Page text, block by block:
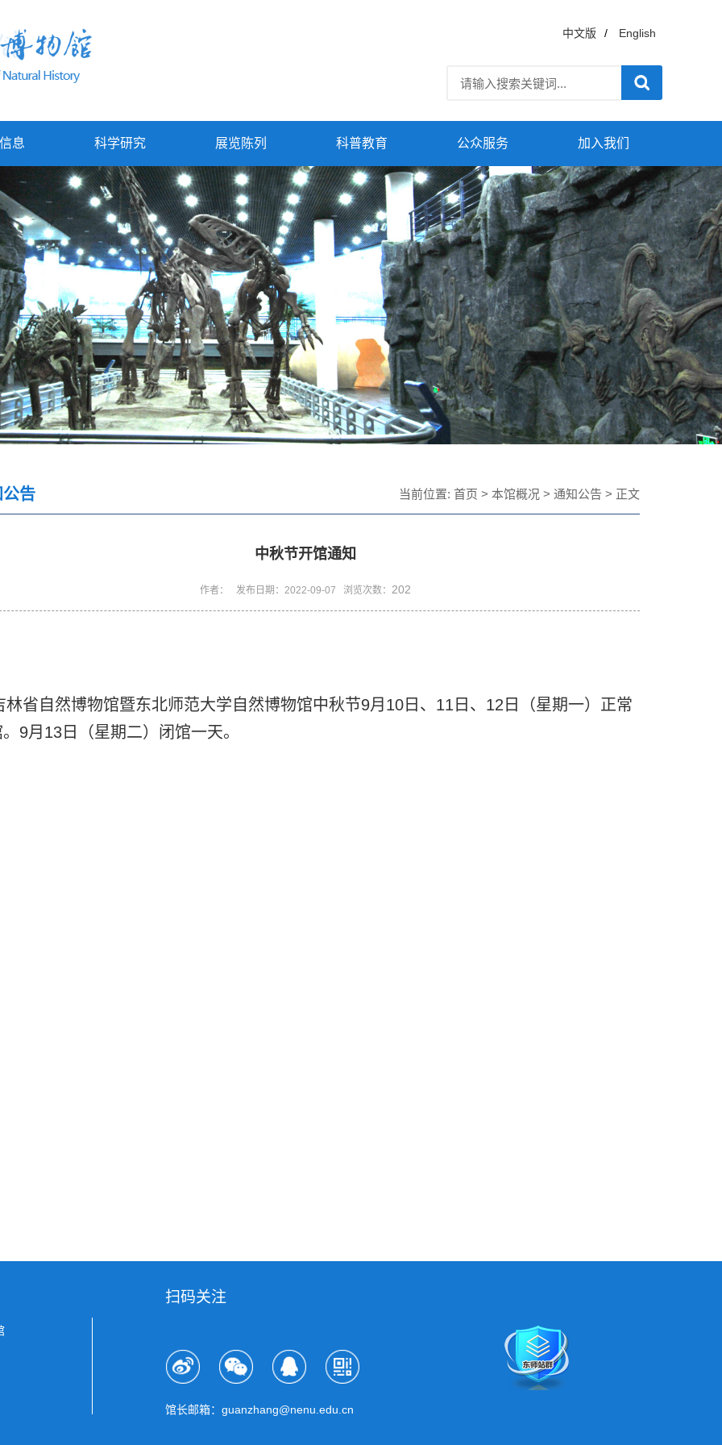
中文版 / English
息 科学研究 展览陈列 科普教育 公众服务 加入我们
告 当前位置: 首页 > 本馆概况 > 通知公告 > 正文
中秋节开馆通知
作者： 发布日期：2022-09-07 浏览次数： 202
省自然博物馆暨东北师范大学自然博物馆中秋节9月10日、11日、12日（星期一）正常
9月13日（星期二）闭馆一天。
扫码关注
馆长邮箱：guanzhang@nenu.edu.cn